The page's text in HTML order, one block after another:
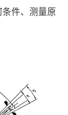
件、测量原